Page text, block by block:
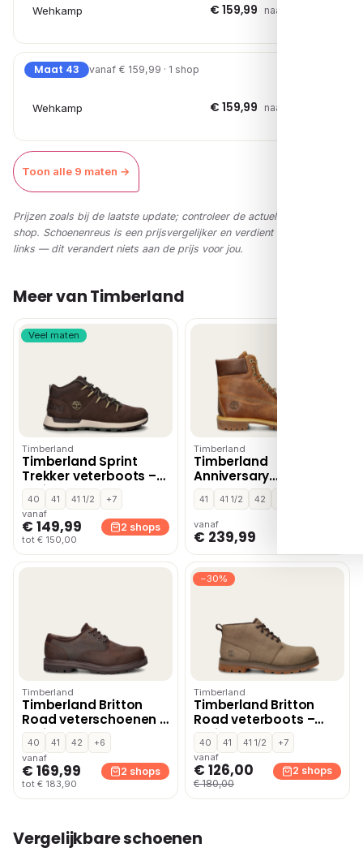
Wehkamp € 159,99 naar shop →
Maat 43 vanaf € 159,99 · 1 shop
Wehkamp € 159,99 naar shop →
Toon alle 9 maten →
Prijzen zoals bij de laatste update; controleer de actuele prijs in de
shop. Schoenenreus is een prijsvergelijker en verdient via affiliate-
links — dit verandert niets aan de prijs voor jou.
Meer van Timberland
Veel maten
Timberland
Timberland Sprint
Trekker veterboots –
Bruin
40 41 41 1/2
+7
vanaf
€ 149,99
tot € 150,00
2 shops
Timberland
Timberland
Anniversary
veterboots – Cognac
41 41 1/2 42
vanaf
€ 239,99
Timberland
Timberland Britton
Road veterschoenen –
Bruin
40 41 42
+6
vanaf
€ 169,99
tot € 183,90
2 shops
−30%
Timberland
Timberland Britton
Road veterboots –
Bruin
40 41 41 1/2
+7
vanaf
€ 126,00
€ 180,00
2 shops
Vergelijkbare schoenen